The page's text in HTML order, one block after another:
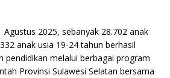
2025, sebanyak 28.702 anak
anak usia 19-24 tahun berhasil
pendidikan melalui berbagai program
Provinsi Sulawesi Selatan bersama